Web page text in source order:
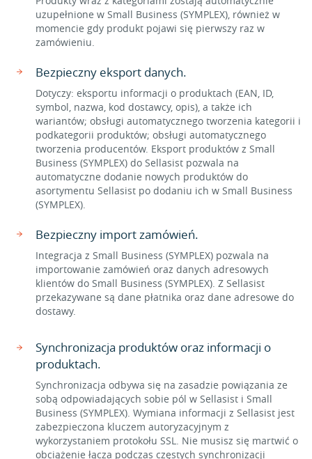
uzupełnione w Small Business (SYMPLEX), również w
momencie gdy produkt pojawi się pierwszy raz w
zamówieniu.
Bezpieczny eksport danych.
Dotyczy: eksportu informacji o produktach (EAN, ID,
symbol, nazwa, kod dostawcy, opis), a także ich
wariantów; obsługi automatycznego tworzenia kategorii i
podkategorii produktów; obsługi automatycznego
tworzenia producentów. Eksport produktów z Small
Business (SYMPLEX) do Sellasist pozwala na
automatyczne dodanie nowych produktów do
asortymentu Sellasist po dodaniu ich w Small Business
(SYMPLEX).
Bezpieczny import zamówień.
Integracja z Small Business (SYMPLEX) pozwala na
importowanie zamówień oraz danych adresowych
klientów do Small Business (SYMPLEX). Z Sellasist
przekazywane są dane płatnika oraz dane adresowe do
dostawy.
Synchronizacja produktów oraz informacji o
produktach.
Synchronizacja odbywa się na zasadzie powiązania ze
sobą odpowiadających sobie pól w Sellasist i Small
Business (SYMPLEX). Wymiana informacji z Sellasist jest
zabezpieczona kluczem autoryzacyjnym z
wykorzystaniem protokołu SSL. Nie musisz się martwić o
obciążenie łącza podczas częstych synchronizacji